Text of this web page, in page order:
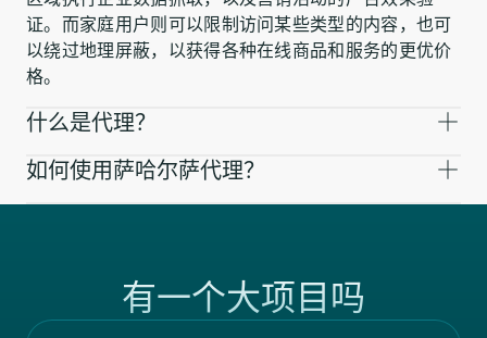
证。而家庭用户则可以限制访问某些类型的内容，也可
以绕过地理屏蔽，以获得各种在线商品和服务的更优价
格。
什么是代理？
如何使用萨哈尔萨代理？
有一个大项目吗